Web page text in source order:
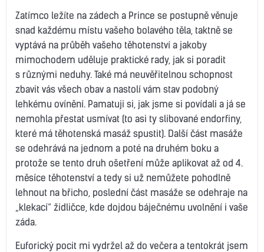
Zatímco ležíte na zádech a Prince se postupně věnuje
snad každému místu vašeho bolavého těla, taktně se
vyptává na průběh vašeho těhotenství a jakoby
mimochodem uděluje praktické rady, jak si poradit
s různými neduhy. Také má neuvěřitelnou schopnost
zbavit vás všech obav a nastolí vám stav podobný
lehkému ovínění. Pamatuji si, jak jsme si povídali a já se
nemohla přestat usmívat (to asi ty slibované endorfiny,
které má těhotenská masáž spustit). Další část masáže
se odehrává na jednom a poté na druhém boku a
protože se tento druh ošetření může aplikovat až od 4.
měsíce těhotenství a tedy si už nemůžete pohodlně
lehnout na břicho, poslední část masáže se odehraje na
„klekací“ židličce, kde dojdou báječnému uvolnění i vaše
záda.
Euforický pocit mi vydržel až do večera a tentokrát jsem